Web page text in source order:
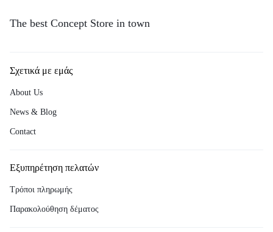
The best Concept Store in town
Σχετικά με εμάς
About Us
News & Blog
Contact
Εξυπηρέτηση πελατών
Τρόποι πληρωμής
Παρακολούθηση δέματος